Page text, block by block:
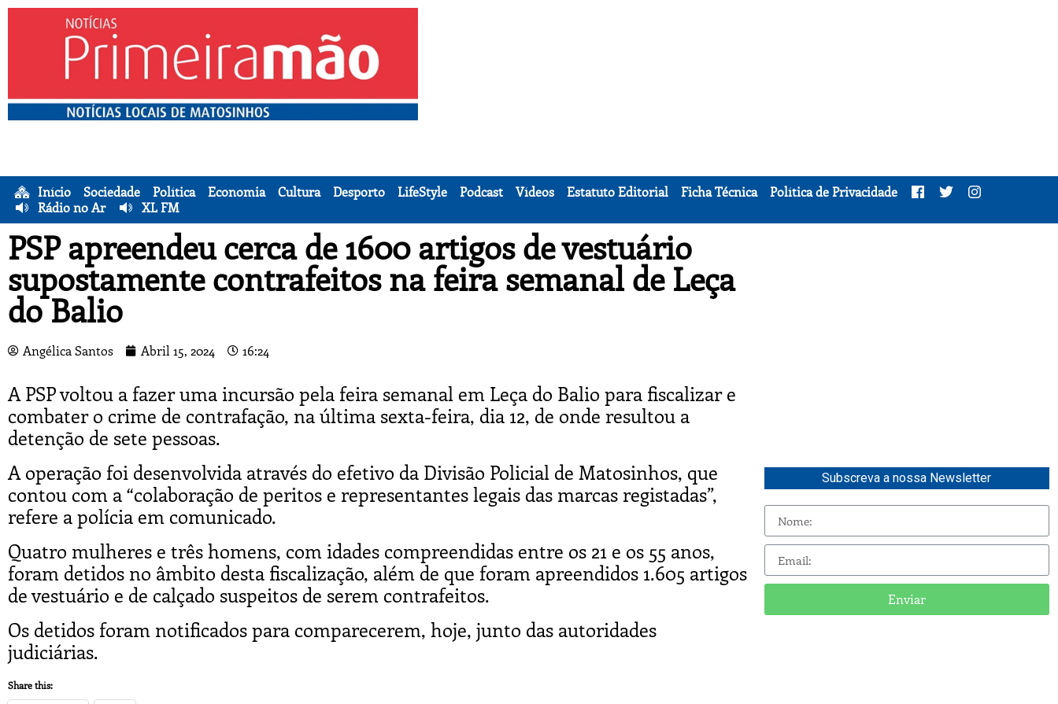
Início Sociedade Política Economia Cultura Desporto LifeStyle Podcast Vídeos Estatuto Editorial Ficha Técnica
Política de Privacidade
Rádio no Ar
XL FM
PSP apreendeu cerca de 1600 artigos de vestuário
supostamente contrafeitos na feira semanal de Leça
do Balio
Angélica Santos Abril 15, 2024 16:24
A PSP voltou a fazer uma incursão pela feira semanal em Leça do Balio para fiscalizar e
combater o crime de contrafação, na última sexta-feira, dia 12, de onde resultou a
detenção de sete pessoas.
A operação foi desenvolvida através do efetivo da Divisão Policial de Matosinhos, que
contou com a “colaboração de peritos e representantes legais das marcas registadas”,
refere a polícia em comunicado.
Quatro mulheres e três homens, com idades compreendidas entre os 21 e os 55 anos,
foram detidos no âmbito desta fiscalização, além de que foram apreendidos 1.605 artigos
de vestuário e de calçado suspeitos de serem contrafeitos.
Os detidos foram notificados para comparecerem, hoje, junto das autoridades
judiciárias.
Share this:
Subscreva a nossa Newsletter
Enviar